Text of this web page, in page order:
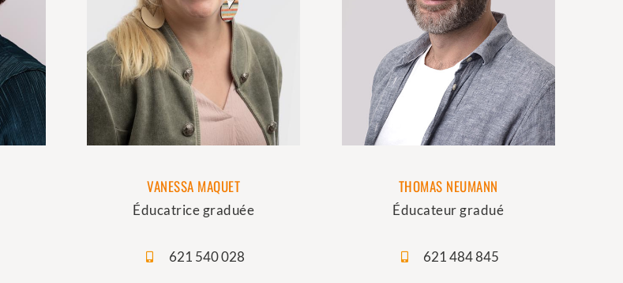
VANESSA MAQUET
Éducatrice graduée
621 540 028
THOMAS NEUMANN
Éducateur gradué
621 484 845